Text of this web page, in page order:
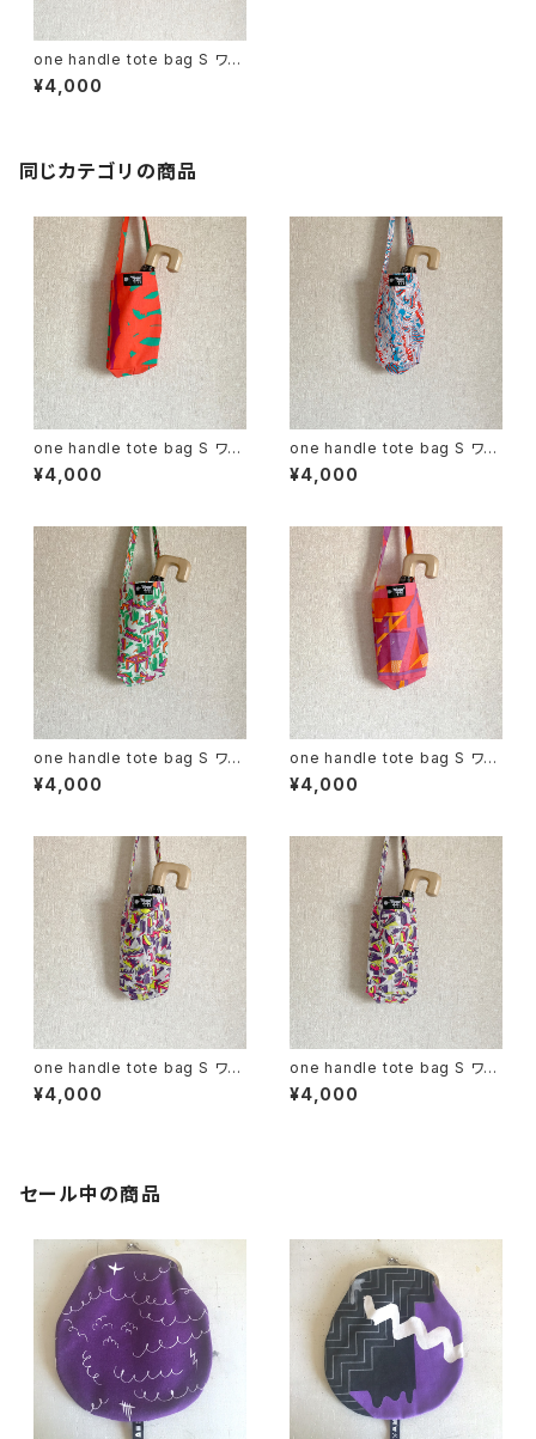
one handle tote bag S ワン
ハンドル トートバッグ a
¥4,000
同じカテゴリの商品
one handle tote bag S ワン
ハンドル トートバッグ c
¥4,000
one handle tote bag S ワン
ハンドル トートバッグ d
¥4,000
one handle tote bag S ワン
ハンドル トートバッグ e
¥4,000
one handle tote bag S ワン
ハンドル トートバッグ f
¥4,000
one handle tote bag S ワン
ハンドル トートバッグ h
¥4,000
one handle tote bag S ワン
ハンドル トートバッグ i
¥4,000
セール中の商品